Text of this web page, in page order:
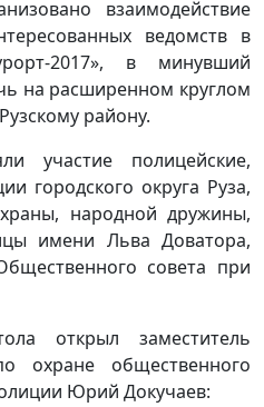
взаимодействие
ведомств в
2017», в минувший
на расширенном круглом
району.
участие полицейские,
городского округа Руза,
народной дружины,
имени Льва Доватора,
совета при
открыл заместитель
охране общественного
Юрий Докучаев: